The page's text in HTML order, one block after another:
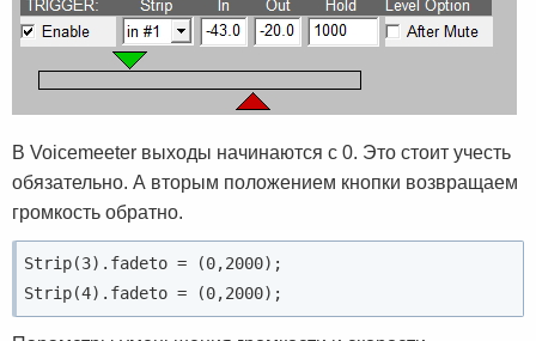
В Voicemeeter выходы начинаются с 0. Это стоит учесть
обязательно. А вторым положением кнопки возвращаем
громкость обратно.
Strip(3).fadeto = (0,2000);
Strip(4).fadeto = (0,2000);